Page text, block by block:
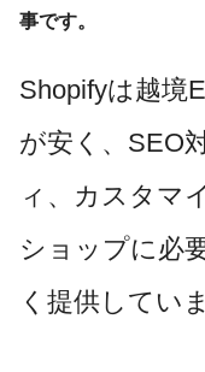
事です。
Shopifyは越境
が安く、SEO
ィ、カスタマ
ショップに必
く提供してい